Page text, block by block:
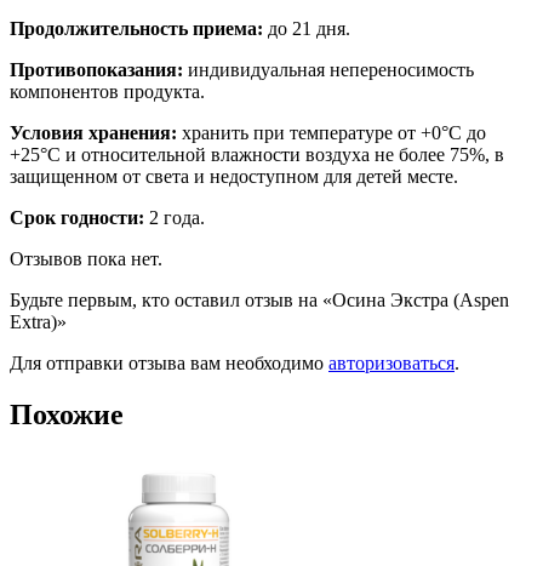
Продолжительность приема: до 21 дня.
Противопоказания: индивидуальная непереносимость
компонентов продукта.
Условия хранения: хранить при температуре от +0°С до
+25°С и относительной влажности воздуха не более 75%, в
защищенном от света и недоступном для детей месте.
Срок годности: 2 года.
Отзывов пока нет.
Будьте первым, кто оставил отзыв на «Осина Экстра (Aspen
Extra)»
Для отправки отзыва вам необходимо авторизоваться.
Похожие